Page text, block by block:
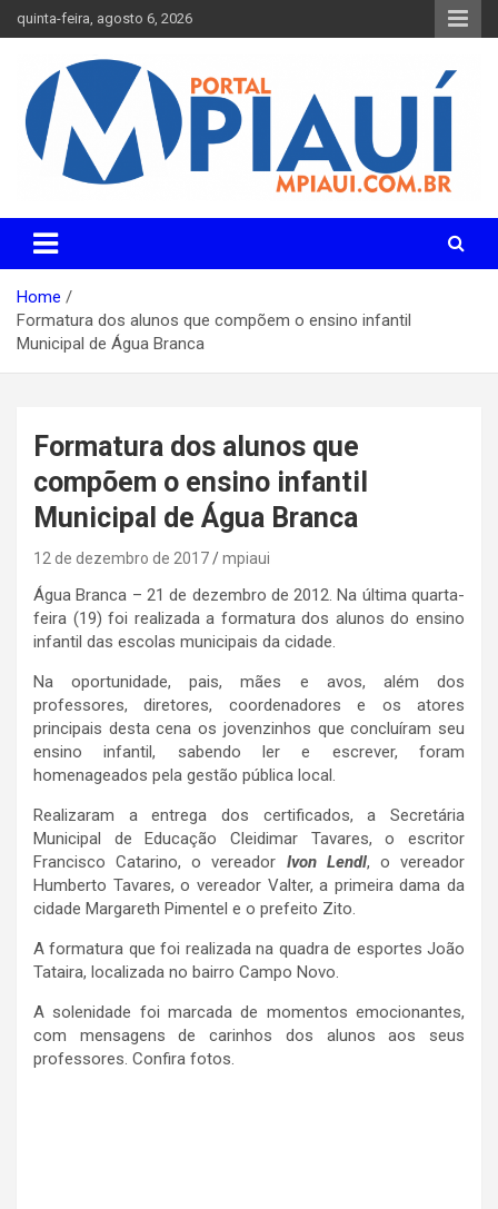
to
quinta-feira, agosto 6, 2026
Portal MPiauí
Parnaíba
Home
Formatura dos alunos que compõem o ensino infantil
Municipal de Água Branca
Formatura dos alunos que
compõem o ensino infantil
Municipal de Água Branca
12 de dezembro de 2017 mpiaui
Água Branca – 21 de dezembro de 2012. Na última quarta-
feira (19) foi realizada a formatura dos alunos do ensino
infantil das escolas municipais da cidade.
Na oportunidade, pais, mães e avos, além dos
professores, diretores, coordenadores e os atores
principais desta cena os jovenzinhos que concluíram seu
ensino infantil, sabendo ler e escrever, foram
homenageados pela gestão pública local.
Realizaram a entrega dos certificados, a Secretária
Municipal de Educação Cleidimar Tavares, o escritor
Francisco Catarino, o vereador Ivon Lendl, o vereador
Humberto Tavares, o vereador Valter, a primeira dama da
cidade Margareth Pimentel e o prefeito Zito.
A formatura que foi realizada na quadra de esportes João
Tataira, localizada no bairro Campo Novo.
A solenidade foi marcada de momentos emocionantes,
com mensagens de carinhos dos alunos aos seus
professores. Confira fotos.